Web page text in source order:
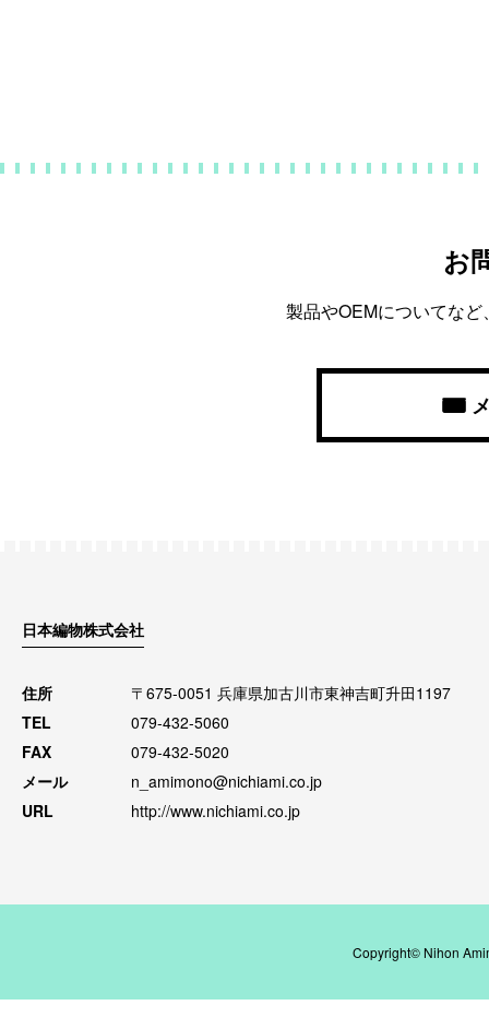
お
製品やOEMについてな
日本編物株式会社
住所
〒675-0051 兵庫県加古川市東神吉町升田1197
TEL
079-432-5060
FAX
079-432-5020
メール
n_amimono@nichiami.co.jp
URL
http://www.nichiami.co.jp
Copyright© Nihon